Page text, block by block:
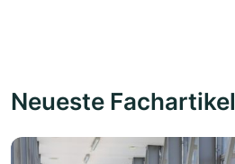
Neueste Fachartikel